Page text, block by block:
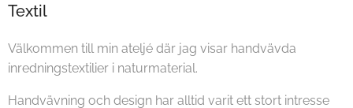
Textil
Välkommen till min ateljé där jag visar handvävda
inredningstextilier i naturmaterial.
Handvävning och design har alltid varit ett stort intresse